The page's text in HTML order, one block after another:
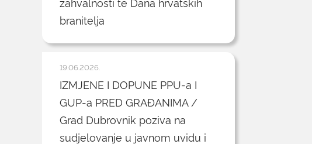
branitelja
19.06.2026.
IZMJENE I DOPUNE PPU-a I
GUP-a PRED GRAĐANIMA /
Grad Dubrovnik poziva na
sudjelovanje u javnom uvidu i